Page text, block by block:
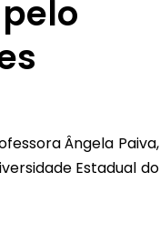
Ângela Paiva,
Estadual do